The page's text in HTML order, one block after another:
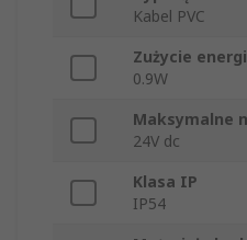
Kabel PVC
Zużycie
0.9W
Maksymalne
24V dc
Klasa IP
IP54